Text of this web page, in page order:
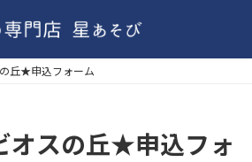
丘★申込フォーム
オスの丘★申込フォ